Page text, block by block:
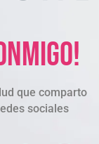
que comparto
sociales